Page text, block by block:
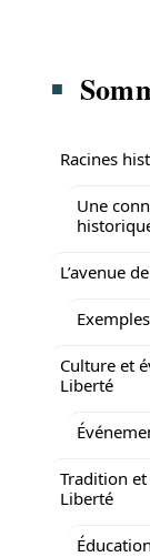
Racines
Une
L’avenue
Culture et
Liberté
Tradition
Liberté